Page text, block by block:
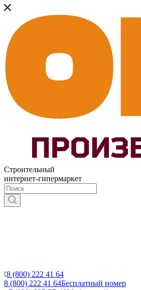
Строительный
интернет-гипермаркет
8 (800) 222 41 64
8 (800) 222 41 64Бесплатный номер